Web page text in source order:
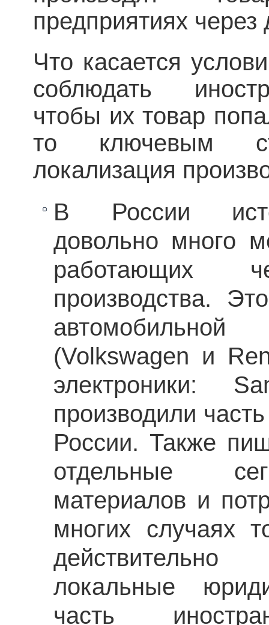
предприятиях через
Что касается
соблюдать
чтобы их товар
то ключевым
локализация
В России
довольно много
работающих
производства.
(Volkswagen и
электроники:
производили
России. Также
отдельные
материалов и
многих случаях
локальные
часть